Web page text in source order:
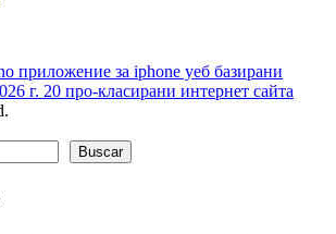
приложение за iphone уеб базирани
г. 20 про-класирани интернет сайта
Buscar